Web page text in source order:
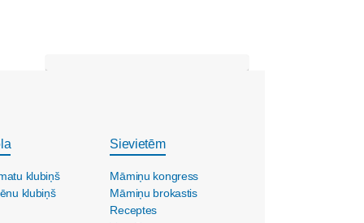
klubiņš
klubiņš
Sievietēm
Māmiņu kongress
Māmiņu brokastis
Receptes